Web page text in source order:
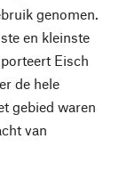
genomen.
en kleinste
Eisch
de hele
gebied waren
van